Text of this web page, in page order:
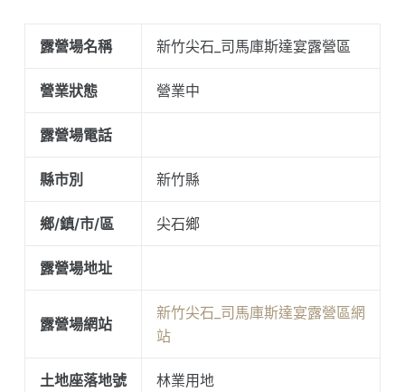
露營場名稱 新竹尖石_司馬庫斯達宴露營區
營業狀態 營業中
露營場電話
縣市別 新竹縣
鄉/鎮/市/區 尖石鄉
露營場地址
露營場網站
新竹尖石_司馬庫斯達宴露營區網
站
土地座落地號 林業用地